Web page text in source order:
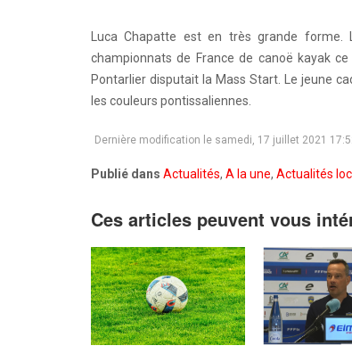
Luca Chapatte est en très grande
championnats de France de canoë kayak
Pontarlier disputait la Mass Start. Le jeune
les couleurs pontissaliennes.
Dernière modification le samedi, 17 juillet 2021
Publié dans Actualités, A la une, Actualités
Ces articles peuvent vous